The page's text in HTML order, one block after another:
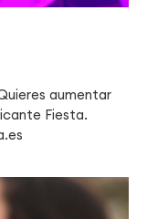
aumentar
Fiesta.